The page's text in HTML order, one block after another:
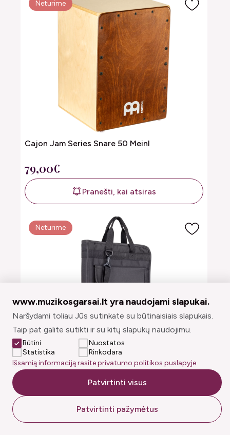
Neturime
Cajon Jam Series Snare 50 Meinl
79,00€
Pranešti, kai atsiras
Neturime
Dėklas lazdelėms Meinl
55,00€
Pranešti, kai atsiras
www.muzikosgarsai.lt yra naudojami slapukai.
Naršydami toliau Jūs sutinkate su būtinaisiais slapukais.
Taip pat galite sutikti ir su kitų slapukų naudojimu.
Būtini
Nuostatos
Statistika
Rinkodara
Išsamią informaciją rasite privatumo politikos puslapyje
Patvirtinti visus
Patvirtinti pažymėtus